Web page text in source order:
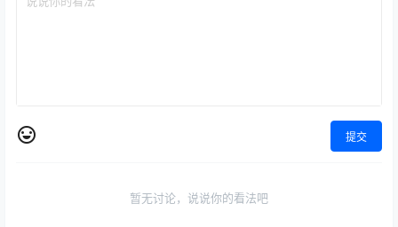
提交
暂无讨论，说说你的看法吧